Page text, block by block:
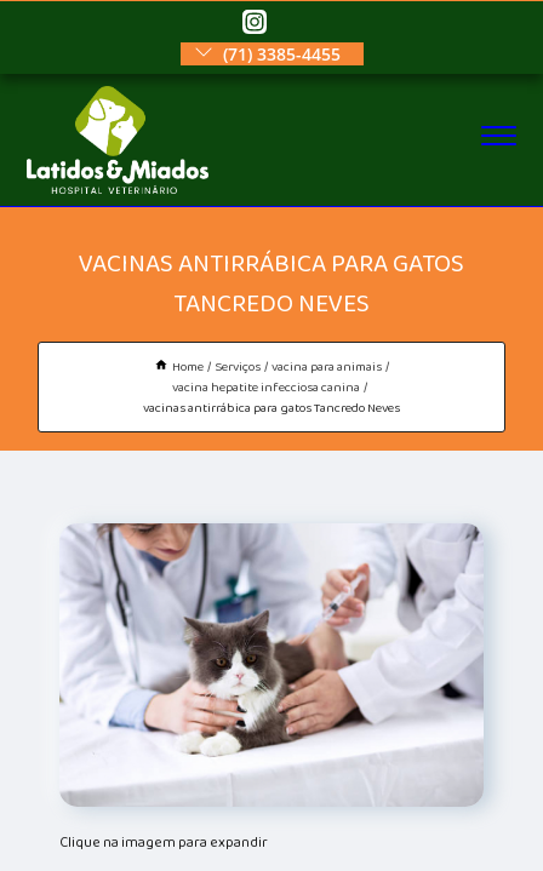
(71) 3385-4455
VACINAS ANTIRRÁBICA PARA GATOS
TANCREDO NEVES
Home Serviços vacina para animais
vacina hepatite infecciosa canina
vacinas antirrábica para gatos Tancredo Neves
Clique na imagem para expandir